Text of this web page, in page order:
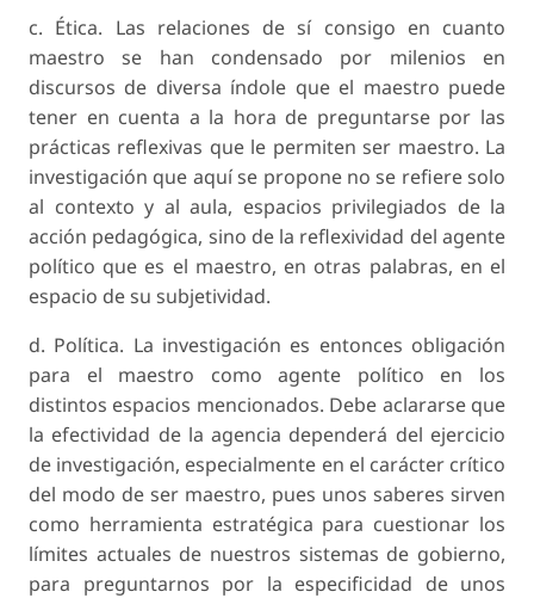
c. Ética. Las relaciones de sí consigo en cuanto
maestro se han condensado por milenios en
discursos de diversa índole que el maestro puede
tener en cuenta a la hora de preguntarse por las
prácticas reflexivas que le permiten ser maestro. La
investigación que aquí se propone no se refiere solo
al contexto y al aula, espacios privilegiados de la
acción pedagógica, sino de la reflexividad del agente
político que es el maestro, en otras palabras, en el
espacio de su subjetividad.
d. Política. La investigación es entonces obligación
para el maestro como agente político en los
distintos espacios mencionados. Debe aclararse que
la efectividad de la agencia dependerá del ejercicio
de investigación, especialmente en el carácter crítico
del modo de ser maestro, pues unos saberes sirven
como herramienta estratégica para cuestionar los
límites actuales de nuestros sistemas de gobierno,
para preguntarnos por la especificidad de unos